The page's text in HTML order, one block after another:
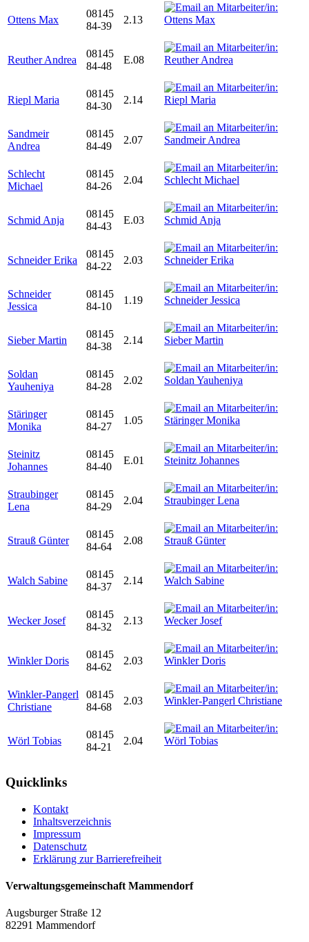
Ottens Max
08145
84-39
2.13
Reuther Andrea
08145
84-48
E.08
Riepl Maria
08145
84-30
2.14
Sandmeir
Andrea
08145
84-49
2.07
Schlecht
Michael
08145
84-26
2.04
Schmid Anja
08145
84-43
E.03
Schneider Erika
08145
84-22
2.03
Schneider
Jessica
08145
84-10
1.19
Sieber Martin
08145
84-38
2.14
Soldan
Yauheniya
08145
84-28
2.02
Stäringer
Monika
08145
84-27
1.05
Steinitz
Johannes
08145
84-40
E.01
Straubinger
Lena
08145
84-29
2.04
Strauß Günter
08145
84-64
2.08
Walch Sabine
08145
84-37
2.14
Wecker Josef
08145
84-32
2.13
Winkler Doris
08145
84-62
2.03
Winkler-Pangerl
Christiane
08145
84-68
2.03
Wörl Tobias
08145
84-21
2.04
Quicklinks
Kontakt
Inhaltsverzeichnis
Impressum
Datenschutz
Erklärung zur Barrierefreiheit
Verwaltungsgemeinschaft Mammendorf
Augsburger Straße 12
82291 Mammendorf